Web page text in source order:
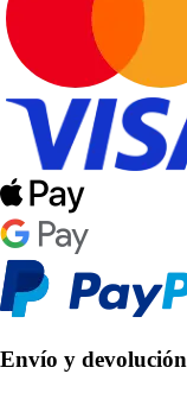
Envío y devolución